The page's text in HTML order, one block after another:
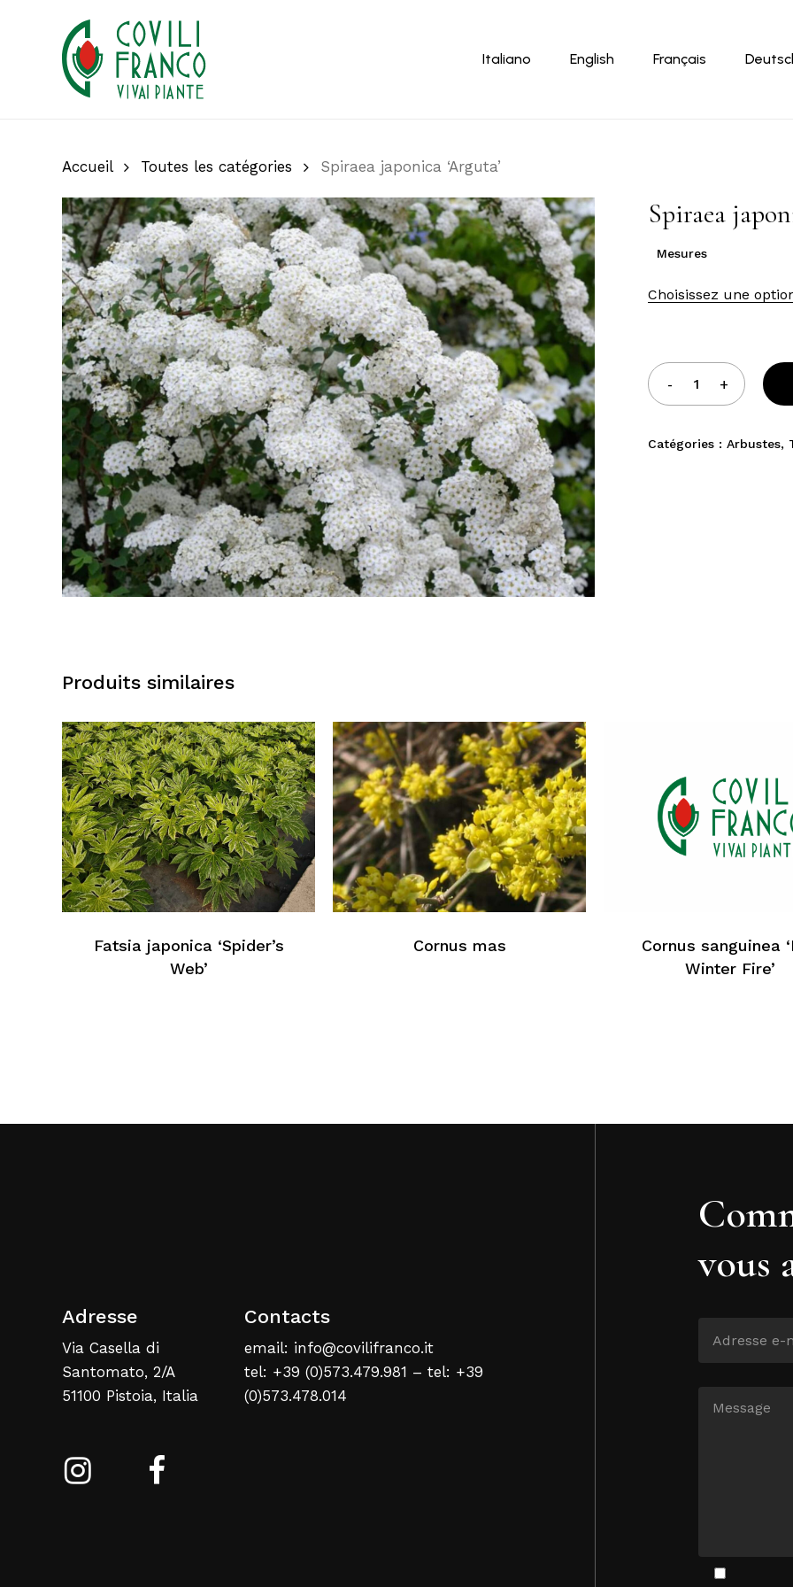
Italiano English Français
Accueil Toutes les catégories Spiraea japonica ‘Arguta’
Spiraea
Mesures
Choisissez une
Catégories :Arbustes,
Produits similaires
Fatsia japonica ‘Spider’s
Web’
Cornus mas
Cornus sanguinea
Winter Fire’
Adresse
Via Casella di
Santomato, 2/A
51100 Pistoia, Italia
Contacts
email: info@covilifranco.it
tel: +39 (0)573.479.981 – tel: +39
(0)573.478.014
vous